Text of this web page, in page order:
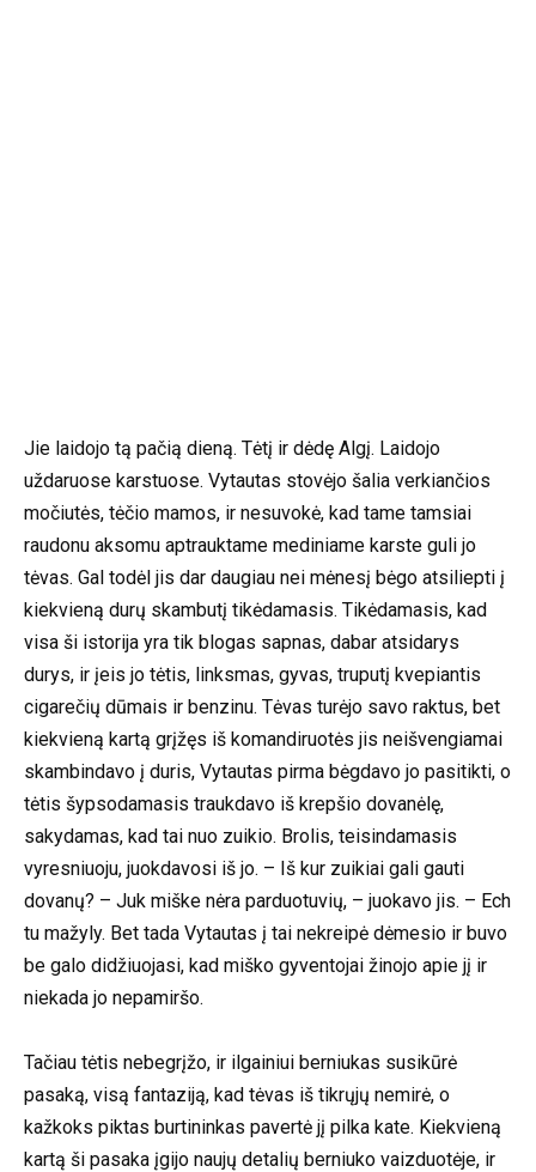
Jie laidojo tą pačią dieną. Tėtį ir dėdę Algį. Laidojo
uždaruose karstuose. Vytautas stovėjo šalia verkiančios
močiutės, tėčio mamos, ir nesuvokė, kad tame tamsiai
raudonu aksomu aptrauktame mediniame karste guli jo
tėvas. Gal todėl jis dar daugiau nei mėnesį bėgo atsiliepti į
kiekvieną durų skambutį tikėdamasis. Tikėdamasis, kad
visa ši istorija yra tik blogas sapnas, dabar atsidarys
durys, ir įeis jo tėtis, linksmas, gyvas, truputį kvepiantis
cigarečių dūmais ir benzinu. Tėvas turėjo savo raktus, bet
kiekvieną kartą grįžęs iš komandiruotės jis neišvengiamai
skambindavo į duris, Vytautas pirma bėgdavo jo pasitikti, o
tėtis šypsodamasis traukdavo iš krepšio dovanėlę,
sakydamas, kad tai nuo zuikio. Brolis, teisindamasis
vyresniuoju, juokdavosi iš jo. – Iš kur zuikiai gali gauti
dovanų? – Juk miške nėra parduotuvių, – juokavo jis. – Ech
tu mažyly. Bet tada Vytautas į tai nekreipė dėmesio ir buvo
be galo didžiuojasi, kad miško gyventojai žinojo apie jį ir
niekada jo nepamiršo.
Tačiau tėtis nebegrįžo, ir ilgainiui berniukas susikūrė
pasaką, visą fantaziją, kad tėvas iš tikrųjų nemirė, o
kažkoks piktas burtininkas pavertė jį pilka kate. Kiekvieną
kartą ši pasaka įgijo naujų detalių berniuko vaizduotėje, ir